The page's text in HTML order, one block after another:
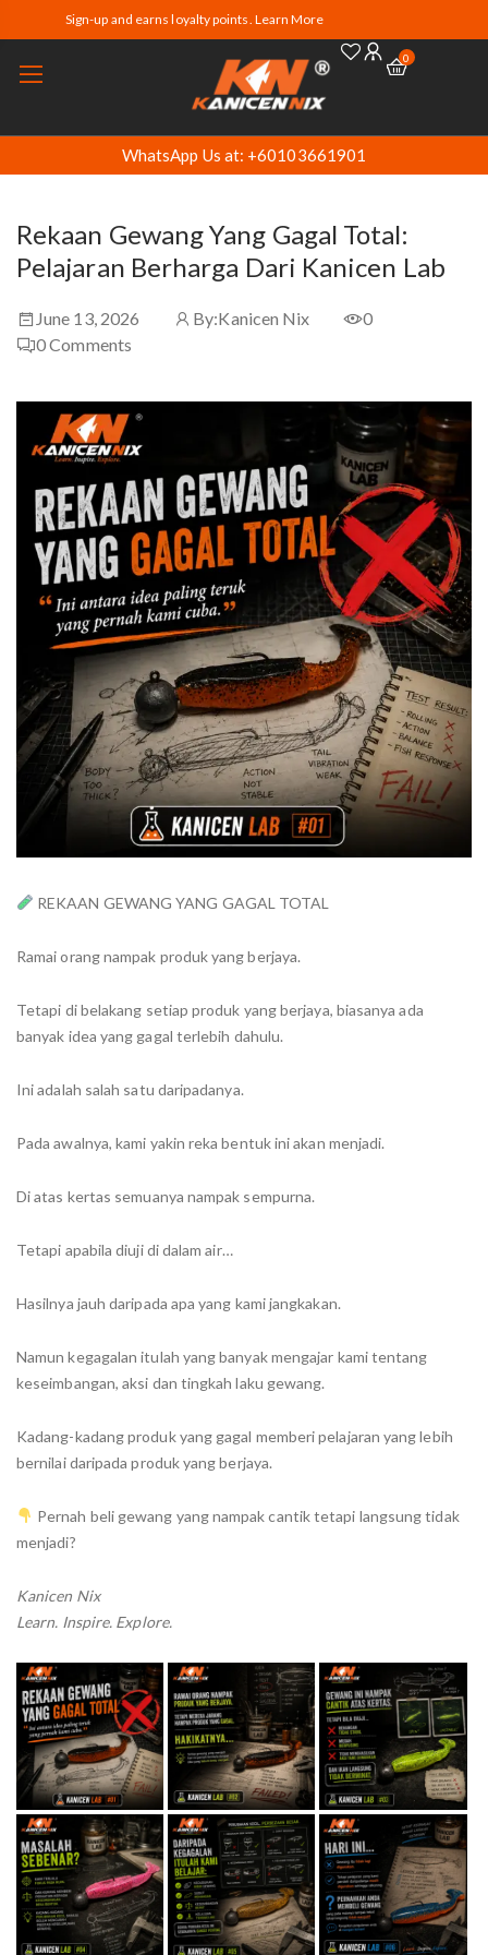
Sign-up and earns loyalty points. Learn More
0
WhatsApp Us at: +60103661901
Rekaan Gewang Yang Gagal Total:
Pelajaran Berharga Dari Kanicen Lab
June 13, 2026 By:Kanicen Nix
0
0Comments
REKAAN GEWANG YANG GAGAL TOTAL
Ramai orang nampak produk yang berjaya.
Tetapi di belakang setiap produk yang berjaya, biasanya ada
banyak idea yang gagal terlebih dahulu.
Ini adalah salah satu daripadanya.
Pada awalnya, kami yakin reka bentuk ini akan menjadi.
Di atas kertas semuanya nampak sempurna.
Tetapi apabila diuji di dalam air…
Hasilnya jauh daripada apa yang kami jangkakan.
Namun kegagalan itulah yang banyak mengajar kami tentang
keseimbangan, aksi dan tingkah laku gewang.
Kadang-kadang produk yang gagal memberi pelajaran yang lebih
bernilai daripada produk yang berjaya.
Pernah beli gewang yang nampak cantik tetapi langsung tidak
menjadi?
Kanicen Nix
Learn. Inspire. Explore.